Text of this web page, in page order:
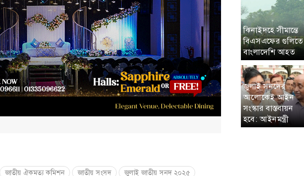
জাতীয় ঐকমত্য কমিশন জাতীয় সংসদ
জুলাই জাতীয় সনদ ২০২৫
ঝিনাইদহে সীমান্তে
বিএসএফের গুলিতে
বাংলাদেশি আহত
জুলাই সনদের
আলোকেই আইন
সংস্কার বাস্তবায়ন
হবে: আইনমন্ত্রী